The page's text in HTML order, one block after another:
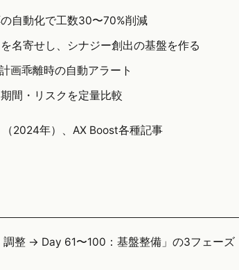
自動化で工数30〜70%削減
名寄せし、シナジー創出の基盤を作る
画乖離時の自動アラート
間・リスクを定量比較
2024年）、AX Boost各種記事
整 → Day 61〜100：基盤整備」の3フェーズ